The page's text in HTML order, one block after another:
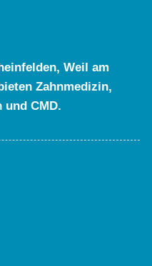
Weil am
Zahnmedizin,
CMD.